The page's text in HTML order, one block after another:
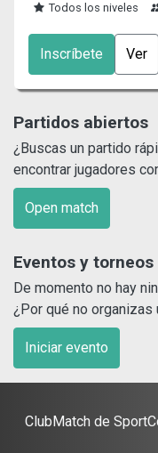
Todos los niveles
Inscríbete Ver
Partidos abiertos
¿Buscas un partido
encontrar jugadores
Open match
Eventos y torneos
De momento no hay
¿Por qué no organizas
Iniciar evento
ClubMatch de